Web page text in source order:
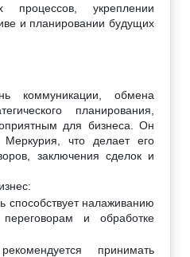
процессов, укреплении
и планировании будущих
коммуникации, обмена
планирования,
для бизнеса. Он
что делает его
заключения сделок и
способствует налаживанию
и обработке
принимать